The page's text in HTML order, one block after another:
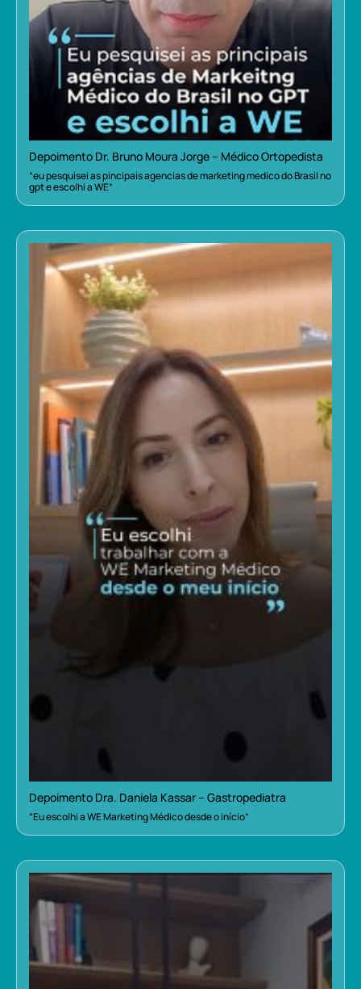
Depoimento Dr. Bruno Moura Jorge – Médico Ortopedista
“eu pesquisei as pincipais agencias de marketing medico do Brasil no
gpt e escolhi a WE”
Depoimento Dra. Daniela Kassar – Gastropediatra
“Eu escolhi a WE Marketing Médico desde o início”